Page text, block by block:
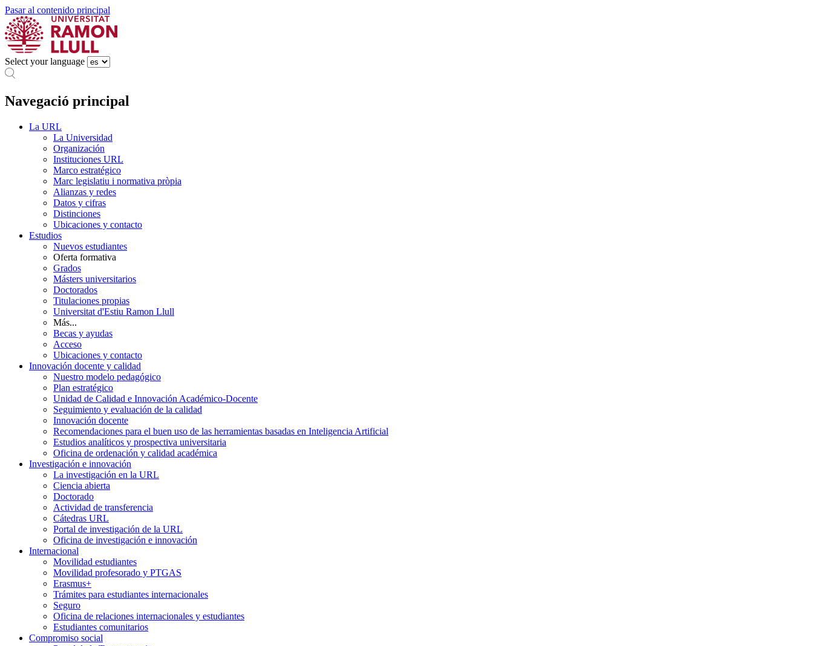
Pasar al contenido principal
Select your language
Navegació principal
La URL
La Universidad
Organización
Instituciones URL
Marco estratégico
Marc legislatiu i normativa pròpia
Alianzas y redes
Datos y cifras
Distinciones
Ubicaciones y contacto
Estudios
Nuevos estudiantes
Oferta formativa
Grados
Másters universitarios
Doctorados
Titulaciones propias
Universitat d'Estiu Ramon Llull
Más...
Becas y ayudas
Acceso
Ubicaciones y contacto
Innovación docente y calidad
Nuestro modelo pedagógico
Plan estratégico
Unidad de Calidad e Innovación Académico-Docente
Seguimiento y evaluación de la calidad
Innovación docente
Recomendaciones para el buen uso de las herramientas basadas en Inteligencia Artificial
Estudios analíticos y prospectiva universitaria
Oficina de ordenación y calidad académica
Investigación e innovación
La investigación en la URL
Ciencia abierta
Doctorado
Actividad de transferencia
Cátedras URL
Portal de investigación de la URL
Oficina de investigación e innovación
Internacional
Movilidad estudiantes
Movilidad profesorado y PTGAS
Erasmus+
Trámites para estudiantes internacionales
Seguro
Oficina de relaciones internacionales y estudiantes
Estudiantes comunitarios
Compromiso social